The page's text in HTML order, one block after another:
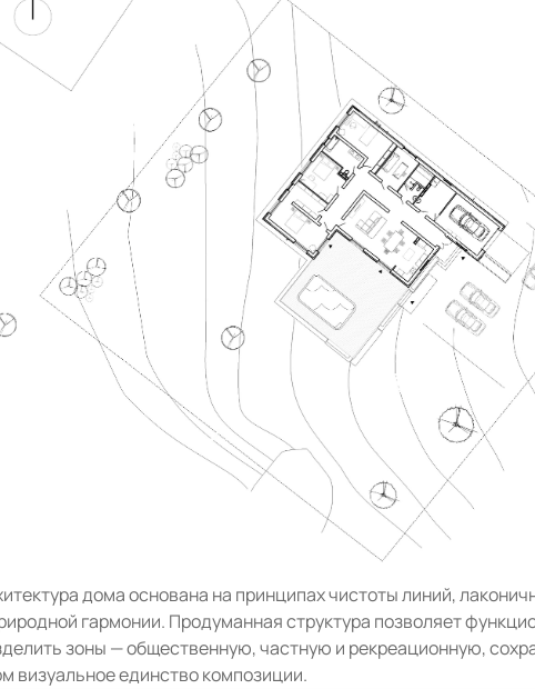
дома основана на принципах чистоты линий,
гармонии. Продуманная структура позволяет
зоны — общественную, частную и рекреационную,
визуальное единство композиции.